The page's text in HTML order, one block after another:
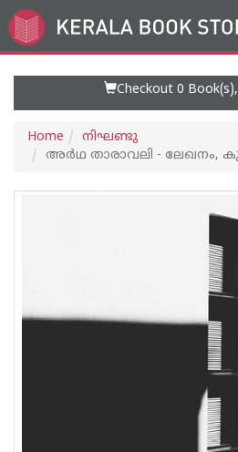
Go
to
Checkout 0
Home
നിഘണ്ടു
അർഥ താരാവലി - ലേഖനം,